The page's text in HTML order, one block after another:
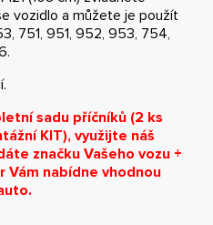
vozidlo a můžete je použít
751, 951, 952, 953, 754,
sadu příčníků (2 ks
KIT), využijte náš
značku Vašeho vozu +
Vám nabídne vhodnou